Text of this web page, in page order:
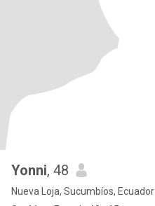
Yonni, 48
Nueva Loja, Sucumbíos, Ecuador